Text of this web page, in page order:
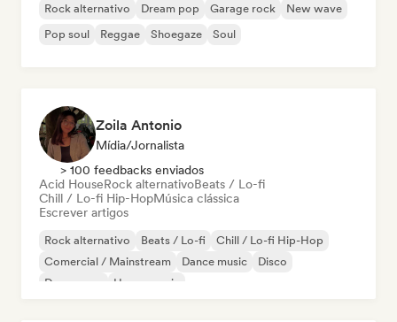
Rock alternativo Dream pop Garage rock
New wave
Pop soul
Reggae Shoegaze Soul
Zoila Antonio
Mídia/Jornalista
> 100 feedbacks enviados
Acid HouseRock alternativoBeats / Lo-fi
Chill / Lo-fi Hip-HopMúsica clássica
Escrever artigos
Rock alternativo Beats / Lo-fi
Chill / Lo-fi Hip-Hop
Comercial / Mainstream
Dance music
Disco
Dream pop
House music